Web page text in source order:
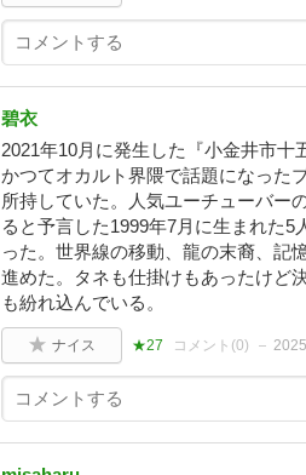
碧衣
2021年10月に発生した『小金井市十
かつてオカルト界隈で話題になった
所持していた。人気ユーチューバー
ると予言した1999年7月に生まれた
った。世界線の移動、龍の末裔、記
進めた。タネも仕掛けもあったけど
も紛れ込んでいる。
ナイス ★27 コメント(0)